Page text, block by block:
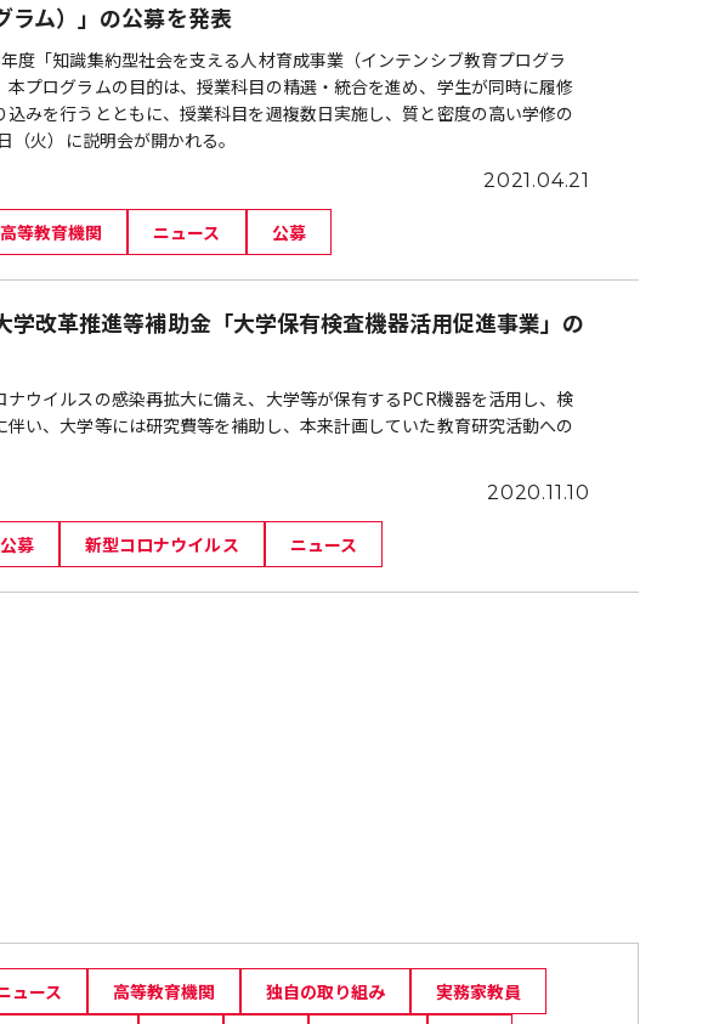
ラム）」の公募を発表
度「知識集約型社会を支える人材育成事業（インテンシブ教育プログラ
本プログラムの目的は、授業科目の精選・統合を進め、学生が同時に履修
込みを行うとともに、授業科目を週複数日実施し、質と密度の高い学修の
火）に説明会が開かれる。
2021.04.21
高等教育機関 ニュース 公募
学改革推進等補助金「大学保有検査機器活用促進事業」の
ナウイルスの感染再拡大に備え、大学等が保有するPCR機器を活用し、検
伴い、大学等には研究費等を補助し、本来計画していた教育研究活動への
2020.11.10
公募 新型コロナウイルス ニュース
ュース 高等教育機関 独自の取り組み
実務家教員